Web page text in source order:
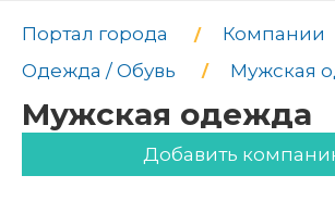
Портал города
Компании
Одежда / Обувь
Мужская
Мужская одежда
Добавить